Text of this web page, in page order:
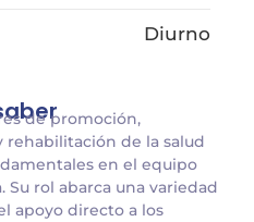
Diurno
de promoción,
de la salud
en el equipo
rol abarca una variedad
apoyo directo a los